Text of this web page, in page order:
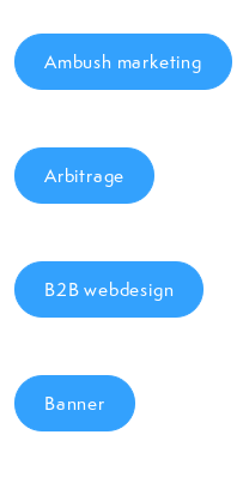
Ambush marketing
Arbitrage
B2B webdesign
Banner